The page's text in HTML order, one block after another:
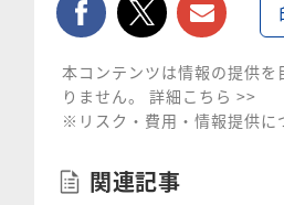
本コンテンツは情報の提供
りません。 詳細こちら >>
※リスク・費用・情報提供に
関連記事